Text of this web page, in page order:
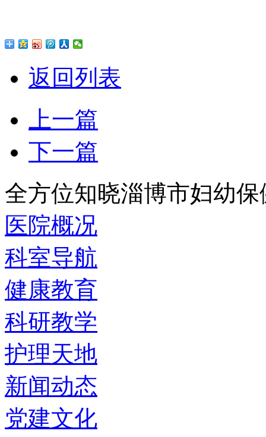
返回列表
上一篇
下一篇
全方位知晓淄博市妇幼
医院概况
科室导航
健康教育
科研教学
护理天地
新闻动态
党建文化